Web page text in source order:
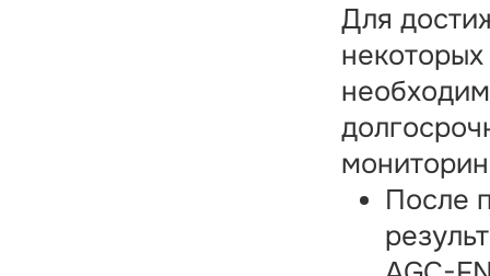
Для
некоторых
необходим
После